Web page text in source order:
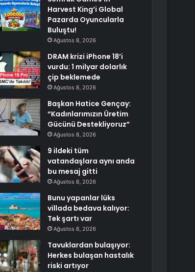
Harvest King’i Global
Pazarda Oyuncularla
Buluştu!
Ağustos 8, 2026
DRAM krizi iPhone 18’i
vurdu: 1 milyar dolarlık
çip beklemede
Ağustos 8, 2026
Başkan Hatice Gençay:
“Kadınlarımızın Üretim
Gücünü Destekliyoruz”
Ağustos 8, 2026
9 ildeki tüm
vatandaşlara aynı anda
bu mesaj gitti
Ağustos 8, 2026
Bunu yapanlar lüks
villada bedava kalıyor:
Tek şartı var
Ağustos 8, 2026
Tavuklardan bulaşıyor:
Herkes bulaşan hastalık
riski artıyor